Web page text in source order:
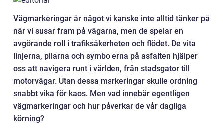
Vägmarkeringar är något vi kanske inte alltid tänker på
när vi susar fram på vägarna, men de spelar en
avgörande roll i trafiksäkerheten och flödet. De vita
linjerna, pilarna och symbolerna på asfalten hjälper
oss att navigera runt i världen, från stadsgator till
motorvägar. Utan dessa markeringar skulle ordning
snabbt vika för kaos. Men vad innebär egentligen
vägmarkeringar och hur påverkar de vår dagliga
körning?